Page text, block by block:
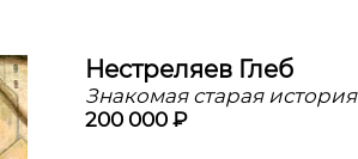
Нестреляев Глеб
Знакомая старая история
200 000 ₽